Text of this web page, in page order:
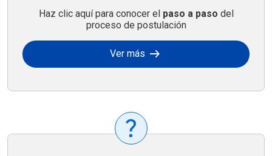
Haz clic aquí para conocer el paso a paso del
proceso de postulación
Ver más arrow_right_alt